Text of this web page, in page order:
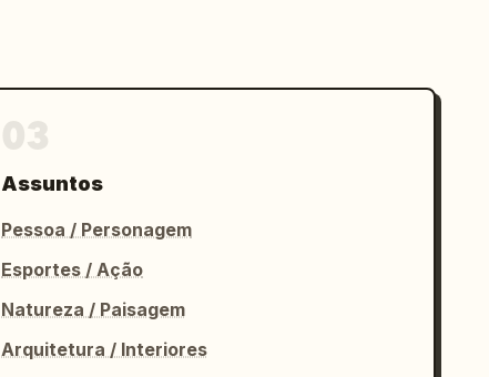
Assuntos
Pessoa / Personagem
Esportes / Ação
Natureza / Paisagem
Arquitetura / Interiores